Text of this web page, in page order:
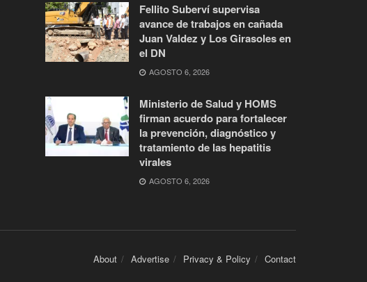
Fellito Suberví supervisa
avance de trabajos en cañada
Juan Valdez y Los Girasoles en
el DN
AGOSTO 6, 2026
Ministerio de Salud y HOMS
firman acuerdo para fortalecer
la prevención, diagnóstico y
tratamiento de las hepatitis
virales
AGOSTO 6, 2026
About Advertise Privacy & Policy Contact